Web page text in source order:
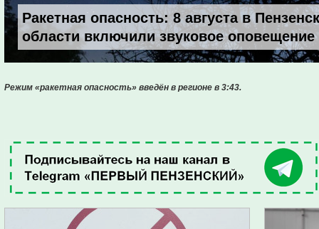
Ракетная опасность: 8 августа в
области включили звуковое оповещение
Режим «ракетная опасность» введён в регионе в 3:43.